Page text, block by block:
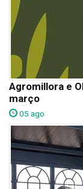
Agromillora e
março
05 ago